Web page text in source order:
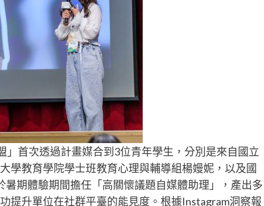
首次透過計畫媒合到3位青年學生，分別是來自國立
學教育學院學士班教育心理與輔導組楊嫚妮，以及國
期體驗期間擔任「高關懷議題自媒體助理」，產出多
提升單位在社群平臺的能見度。根據Instagram洞察報